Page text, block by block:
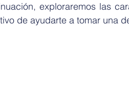
exploraremos las
de ayudarte a tomar una